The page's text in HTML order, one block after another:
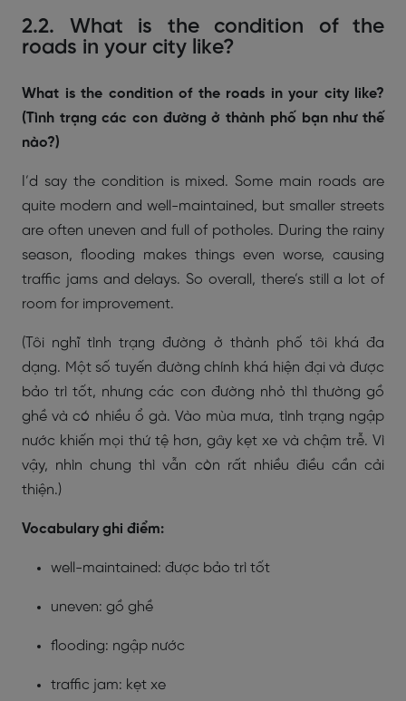
2.2. What is the condition of the
roads in your city like?
What is the condition of the roads in your city like?
(Tình trạng các con đường ở thành phố bạn như thế
nào?)
I’d say the condition is mixed. Some main roads are
quite modern and well-maintained, but smaller streets
are often uneven and full of potholes. During the rainy
season, flooding makes things even worse, causing
traffic jams and delays. So overall, there’s still a lot of
room for improvement.
(Tôi nghĩ tình trạng đường ở thành phố tôi khá đa
dạng. Một số tuyến đường chính khá hiện đại và được
bảo trì tốt, nhưng các con đường nhỏ thì thường gồ
ghề và có nhiều ổ gà. Vào mùa mưa, tình trạng ngập
nước khiến mọi thứ tệ hơn, gây kẹt xe và chậm trễ. Vì
vậy, nhìn chung thì vẫn còn rất nhiều điều cần cải
thiện.)
Vocabulary ghi điểm:
well-maintained: được bảo trì tốt
uneven: gồ ghề
flooding: ngập nước
traffic jam: kẹt xe